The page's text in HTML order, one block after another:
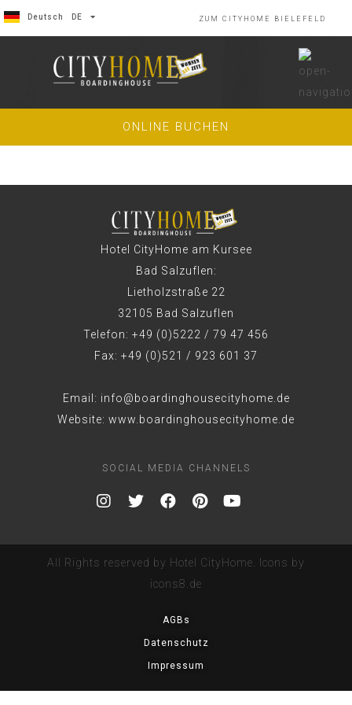
Deutsch DE
English EN ZUM CITYHOME BIELEFELD
ONLINE BUCHEN
Hotel CityHome am Kursee
Bad Salzuflen:
Lietholzstraße 22
32105 Bad Salzuflen
Telefon: +49 (0)5222 / 79 47 456
Fax: +49 (0)521 / 923 601 37
Email: info@boardinghousecityhome.de
Website: www.boardinghousecityhome.de
SOCIAL MEDIA CHANNELS
All Rights reserved by Hotel CityHome. Icons by
icons8.de
AGBs
Datenschutz
Impressum